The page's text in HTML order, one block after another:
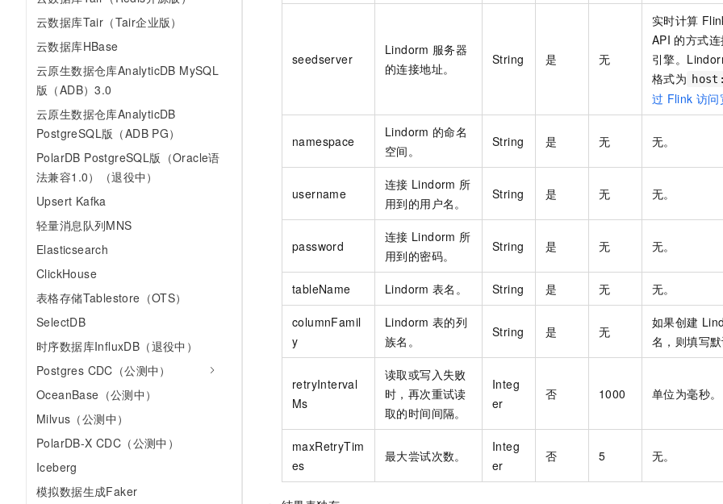
云数据库Tair（Tair企业版）
云数据库HBase
云原生数据仓库AnalyticDB MySQL
版（ADB）3.0
云原生数据仓库AnalyticDB
PostgreSQL版（ADB PG）
PolarDB PostgreSQL版（Oracle语
法兼容1.0）（退役中）
Upsert Kafka
轻量消息队列MNS
Elasticsearch
ClickHouse
表格存储Tablestore（OTS）
SelectDB
时序数据库InfluxDB（退役中）
Postgres CDC（公测中）
OceanBase（公测中）
Milvus（公测中）
PolarDB-X CDC（公测中）
Iceberg
模拟数据生成Faker
seedserver
Lindorm 服务器
的连接地址。
String 是 无
实时计算
API 的方式
引擎。
格式为
过 Flink 访问
namespace
Lindorm 的命名
空间。
String 是 无 无。
username
连接 Lindorm 所
用到的用户名。
String 是 无 无。
password
连接 Lindorm 所
用到的密码。
String 是 无 无。
tableName Lindorm 表名。 String 是 无 无。
columnFamil
y
Lindorm 表的列
族名。
String 是 无
如果创建
名，则填写
retryInterval
Ms
读取或写入失败
时，再次重试读
取的时间间隔。
Integ
er
否 1000 单位为毫秒。
maxRetryTim
es
最大尝试次数。
Integ
er
否 5 无。